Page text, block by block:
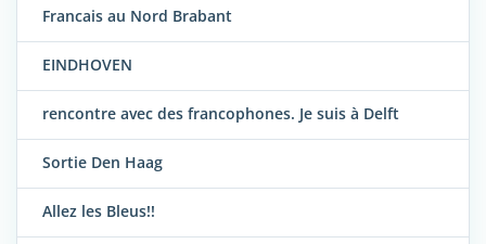
Francais au Nord Brabant
EINDHOVEN
rencontre avec des francophones. Je suis à Delft
Sortie Den Haag
Allez les Bleus!!